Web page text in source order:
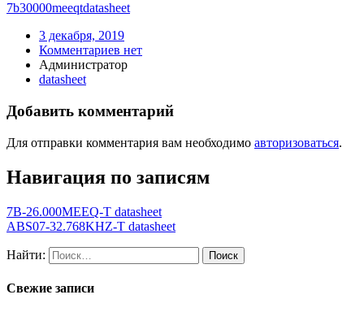
7b30000meeqtdatasheet
3 декабря, 2019
Комментариев нет
Администратор
datasheet
Добавить комментарий
Для отправки комментария вам необходимо авторизоваться.
Навигация по записям
7B-26.000MEEQ-T datasheet
ABS07-32.768KHZ-T datasheet
Найти:
Свежие записи